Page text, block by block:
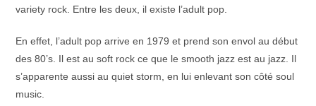
variety rock. Entre les deux, il existe l’adult pop.
En effet, l’adult pop arrive en 1979 et prend son envol au début
des 80’s. Il est au soft rock ce que le smooth jazz est au jazz. Il
s’apparente aussi au quiet storm, en lui enlevant son côté soul
music.